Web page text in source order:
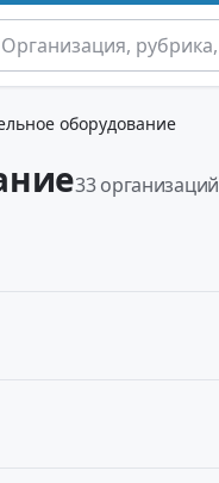
оборудование
33 организаций